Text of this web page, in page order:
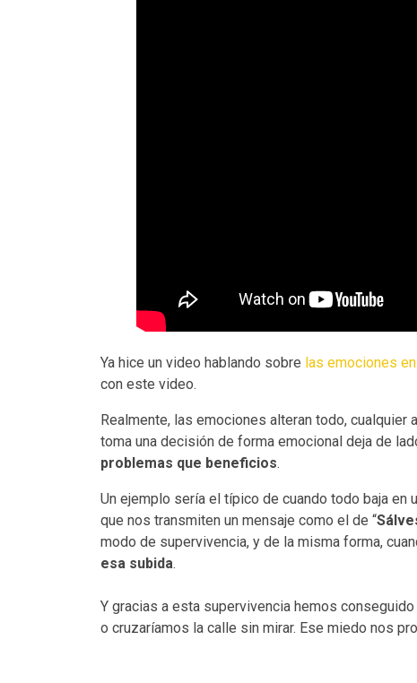
Ya hice un video hablando sobre las emociones
con este video.
Realmente, las emociones alteran todo, cualquier
toma una decisión de forma emocional deja de
problemas que beneficios.
Un ejemplo sería el típico de cuando todo baja
que nos transmiten un mensaje como el de “
modo de supervivencia, y de la misma forma,
esa subida.
Y gracias a esta supervivencia hemos
o cruzaríamos la calle sin mirar. Ese miedo nos